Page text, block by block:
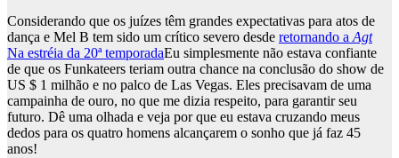
Considerando que os juízes têm grandes expectativas para atos de
dança e Mel B tem sido um crítico severo desde retornando aAgt
Na estréia da 20ª temporadaEu simplesmente não estava confiante
de que os Funkateers teriam outra chance na conclusão do show de
US $ 1 milhão e no palco de Las Vegas. Eles precisavam de uma
campainha de ouro, no que me dizia respeito, para garantir seu
futuro. Dê uma olhada e veja por que eu estava cruzando meus
dedos para os quatro homens alcançarem o sonho que já faz 45
anos!